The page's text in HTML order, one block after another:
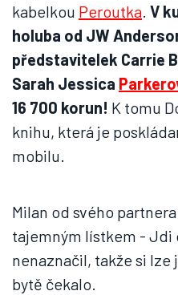
kabelkou Peroutka. V
holuba od JW
představitelek Carrie
Sarah Jessica
16 700 korun! K tomu
knihu, která je
mobilu.
Milan od svého
tajemným lístkem - Jdi
nenaznačil, takže si
bytě čekalo.